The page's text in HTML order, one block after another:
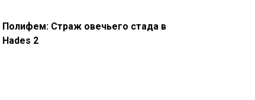
Полифем: Страж овечьего стада в
Hades 2